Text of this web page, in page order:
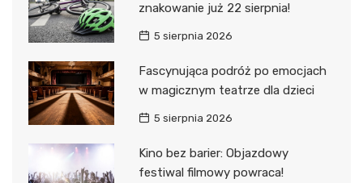
znakowanie już 22 sierpnia!
5 sierpnia 2026
Fascynująca podróż po emocjach
w magicznym teatrze dla dzieci
5 sierpnia 2026
Kino bez barier: Objazdowy
festiwal filmowy powraca!